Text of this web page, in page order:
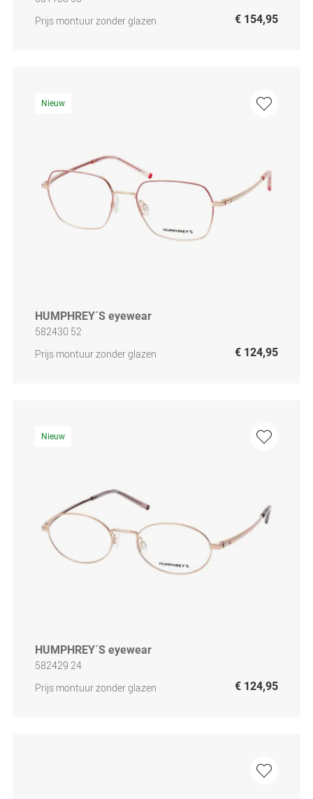
Prijs montuur zonder glazen
€ 154,95
Nieuw
HUMPHREY´S eyewear
582430 52
Prijs montuur zonder glazen
€ 124,95
Nieuw
HUMPHREY´S eyewear
582429 24
Prijs montuur zonder glazen
€ 124,95